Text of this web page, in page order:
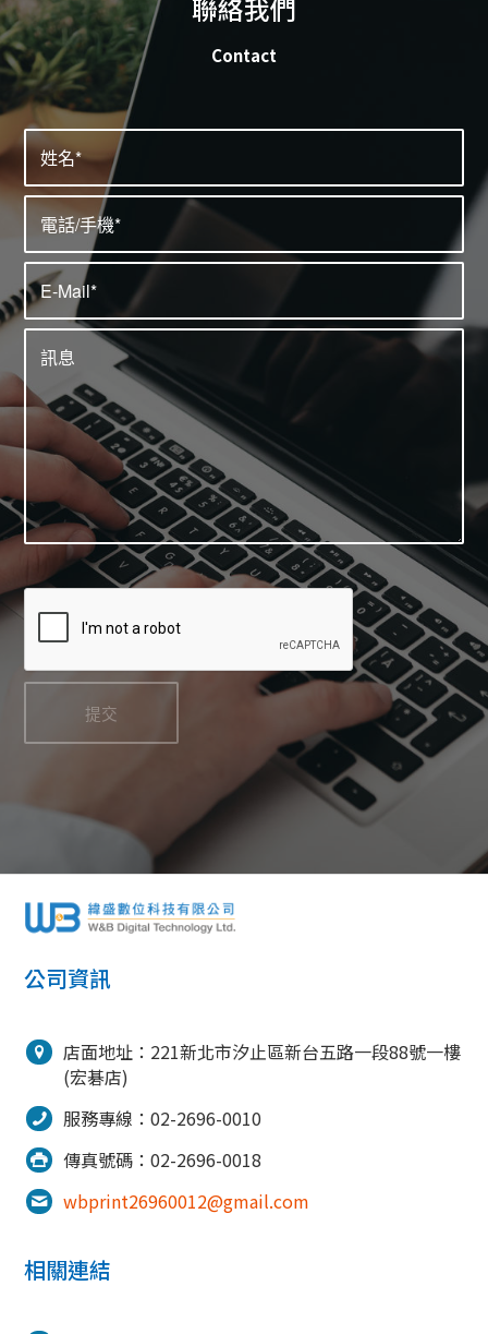
聯絡我們
Contact
公司資訊
店面地址：221新北市汐止區新台五路一段88號一樓
(宏碁店)
服務專線：02-2696-0010
傳真號碼：02-2696-0018
wbprint26960012@gmail.com
相關連結